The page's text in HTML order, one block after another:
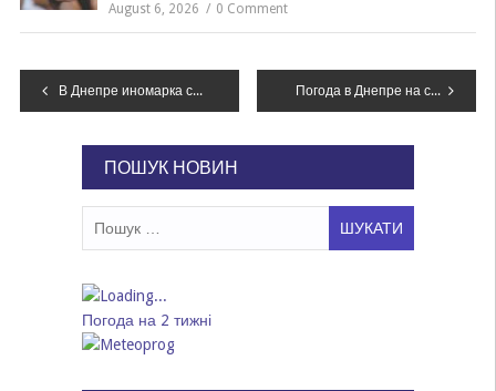
August 6, 2026 0 Comment
Навігація
В Днепре иномарка сбила женщину: водитель пытался сбежать с места ДТП Погода в Днепре на сегодня: 26 марта
ПОШУК НОВИН
Погода на 2 тижні